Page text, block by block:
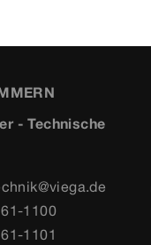
- Technische
1100
1101